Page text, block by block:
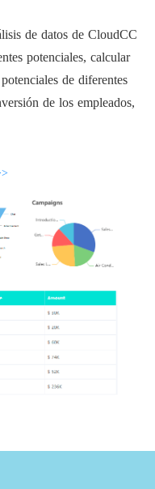
de datos de CloudCC
potenciales, calcular
de diferentes
de los empleados,